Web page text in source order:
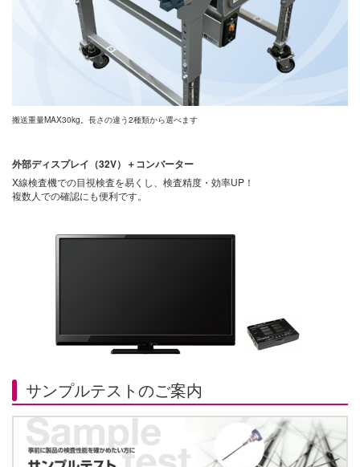
搬送重量MAX30kg。長さの違う2種類から選べます
外部ディスプレイ（32V）＋コンバーター
X線検査機での目視検査を易くし、検査精度・効率UP！
複数人での確認にも便利です。
サンプルテストのご案内